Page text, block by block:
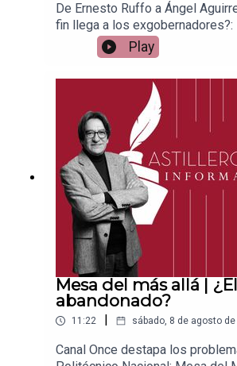
De Ernesto Ruffo a Ángel
fin llega a los exgobernadores?:
para apoyar vía
Patreon:https://
ace para hacer donaciones vía
PayPal:https://www.paypal.me/
a para hacer transferencias a
nombre de Julio Hernández
1539408017CLABE: 012 320
2Tienda:https://
Play
Mesa del más allá |
abandonado?
11:22 sábado, 8 de agosto de
Canal Once destapa los